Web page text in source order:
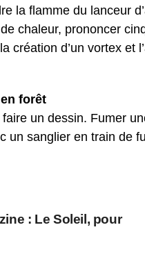
la flamme du lanceur
chaleur, prononcer
création d’un vortex et
forêt
un dessin. Fumer
un sanglier en train de
: Le Soleil, pour